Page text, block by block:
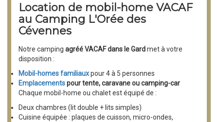
Location de mobil-home VACAF
au Camping L'Orée des
Cévennes
Notre camping agréé VACAF dans le Gardmet à votre
disposition :
Mobil-homes familiauxpour 4 à 5 personnes
Emplacementspour tente, caravane ou camping-car
Chaque mobil-home ou chalet est équipé de :
Deux chambres (lit double + lits simples)
Cuisine équipée : plaques de cuisson, micro-ondes,